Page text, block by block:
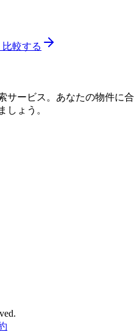
較する
サービス。あなたの物件に合
しょう。